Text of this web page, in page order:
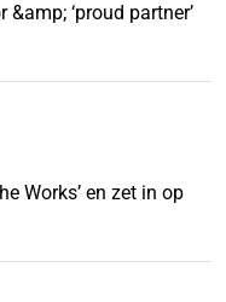
‘proud partner’
Works’ en zet in op